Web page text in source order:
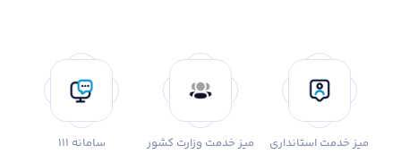
میز خدمت استانداری میز خدمت وزارت کشور سامانه 111